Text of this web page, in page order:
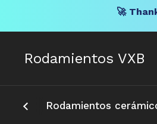
🚀
Rodamientos VXB
Rodamientos